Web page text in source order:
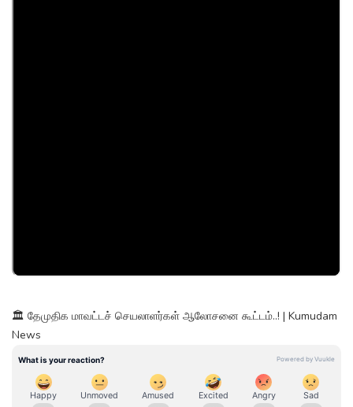
🏛️ தேமுதிக மாவட்டச் செயலாளர்கள் ஆலோசனை கூட்டம்..! | Kumudam
News